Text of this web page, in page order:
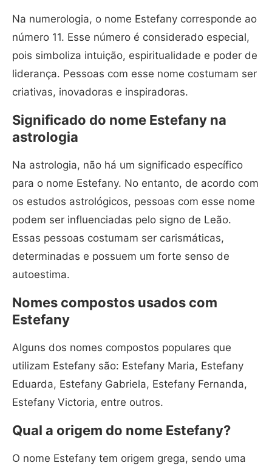
Na numerologia, o nome Estefany corresponde ao
número 11. Esse número é considerado especial,
pois simboliza intuição, espiritualidade e poder de
liderança. Pessoas com esse nome costumam ser
criativas, inovadoras e inspiradoras.
Significado do nome Estefany na
astrologia
Na astrologia, não há um significado específico
para o nome Estefany. No entanto, de acordo com
os estudos astrológicos, pessoas com esse nome
podem ser influenciadas pelo signo de Leão.
Essas pessoas costumam ser carismáticas,
determinadas e possuem um forte senso de
autoestima.
Nomes compostos usados com
Estefany
Alguns dos nomes compostos populares que
utilizam Estefany são: Estefany Maria, Estefany
Eduarda, Estefany Gabriela, Estefany Fernanda,
Estefany Victoria, entre outros.
Qual a origem do nome Estefany?
O nome Estefany tem origem grega, sendo uma